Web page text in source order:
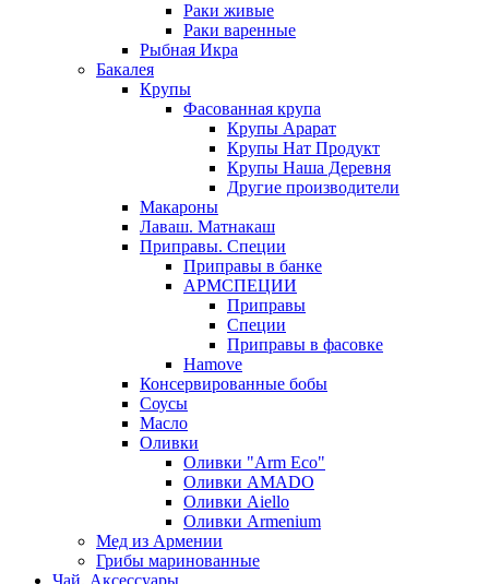
Раки живые
Раки варенные
Рыбная Икра
Бакалея
Крупы
Фасованная крупа
Крупы Арарат
Крупы Нат Продукт
Крупы Наша Деревня
Другие производители
Макароны
Лаваш. Матнакаш
Приправы. Специи
Приправы в банке
АРМСПЕЦИИ
Приправы
Специи
Приправы в фасовке
Hamove
Консервированные бобы
Соусы
Масло
Оливки
Оливки "Arm Eco"
Оливки AMADO
Оливки Aiello
Оливки Armenium
Мед из Армении
Грибы маринованные
Чай. Аксессуары